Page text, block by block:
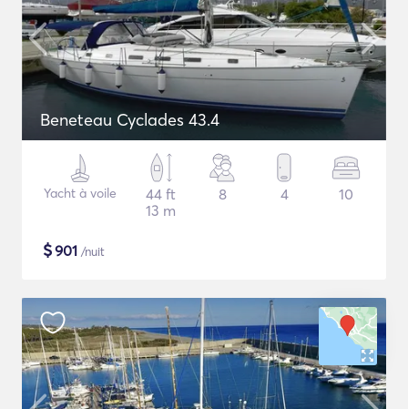
Beneteau Cyclades 43.4
Yacht à voile
44 ft
13 m
8 4 10
$901 /nuit